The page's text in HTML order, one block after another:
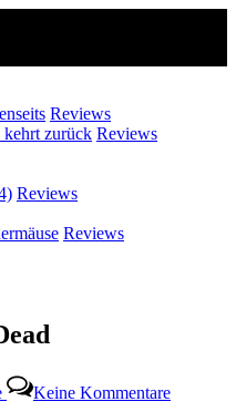
Reviews
kehrt zurück Reviews
Reviews
Reviews
Keine Kommentare